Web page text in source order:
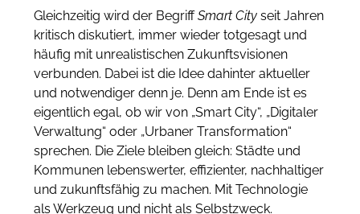
Gleichzeitig wird der BegriffSmart City seit Jahren
kritisch diskutiert, immer wieder totgesagt und
häufig mit unrealistischen Zukunftsvisionen
verbunden. Dabei ist die Idee dahinter aktueller
und notwendiger denn je. Denn am Ende ist es
eigentlich egal, ob wir von „Smart City“, „Digitaler
Verwaltung“ oder „Urbaner Transformation“
sprechen. Die Ziele bleiben gleich: Städte und
Kommunen lebenswerter, effizienter, nachhaltiger
und zukunftsfähig zu machen. Mit Technologie
als Werkzeug und nicht als Selbstzweck.